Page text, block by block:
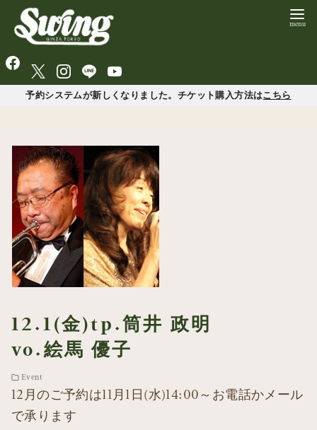
予約システムが新しくなりました。チケット購入方法はこちら
12.1(金)tp.筒井 政明
vo.絵馬 優子
Event
12月のご予約は11月1日(水)14:00～お電話かメール
で承ります